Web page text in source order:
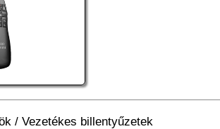
/ Vezetékes billentyűzetek